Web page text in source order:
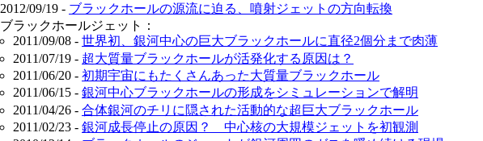
2012/09/19 - ブラックホールの源流に迫る、噴射ジェットの方向転換
ブラックホールジェット：
2011/09/08 - 世界初、銀河中心の巨大ブラックホールに直径2個分まで肉薄
2011/07/19 - 超大質量ブラックホールが活発化する原因は？
2011/06/20 - 初期宇宙にもたくさんあった大質量ブラックホール
2011/06/15 - 銀河中心ブラックホールの形成をシミュレーションで解明
2011/04/26 - 合体銀河のチリに隠された活動的な超巨大ブラックホール
2011/02/23 - 銀河成長停止の原因？ 中心核の大規模ジェットを初観測